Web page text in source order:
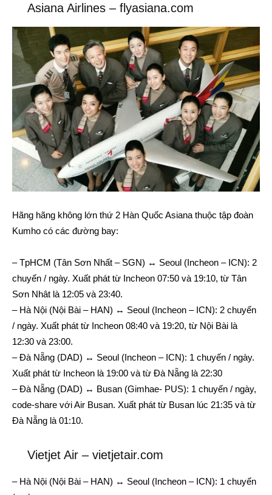
Asiana Airlines – flyasiana.com
Hãng hãng không lớn thứ 2 Hàn Quốc Asiana thuộc tập đoàn
Kumho có các đường bay:
– TpHCM (Tân Sơn Nhất – SGN) ↔ Seoul (Incheon – ICN): 2
chuyến / ngày. Xuất phát từ Incheon 07:50 và 19:10, từ Tân
Sơn Nhât là 12:05 và 23:40.
– Hà Nội (Nội Bài – HAN) ↔ Seoul (Incheon – ICN): 2 chuyến
/ ngày. Xuất phát từ Incheon 08:40 và 19:20, từ Nội Bài là
12:30 và 23:00.
– Đà Nẵng (DAD) ↔ Seoul (Incheon – ICN): 1 chuyến / ngày.
Xuất phát từ Incheon là 19:00 và từ Đà Nẵng là 22:30
– Đà Nẵng (DAD) ↔ Busan (Gimhae- PUS): 1 chuyến / ngày,
code-share với Air Busan. Xuất phát từ Busan lúc 21:35 và từ
Đà Nẵng là 01:10.
Vietjet Air – vietjetair.com
– Hà Nội (Nội Bài – HAN) ↔ Seoul (Incheon – ICN): 1 chuyến